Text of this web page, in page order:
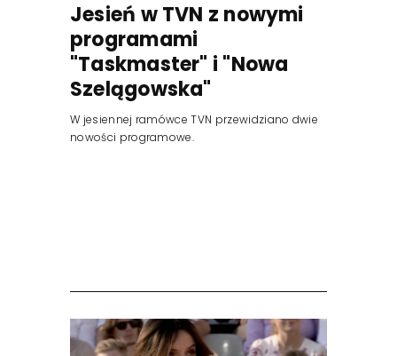
Jesień w TVN z nowymi
programami
"Taskmaster" i "Nowa
Szelągowska"
W jesiennej ramówce TVN przewidziano dwie
nowości programowe.